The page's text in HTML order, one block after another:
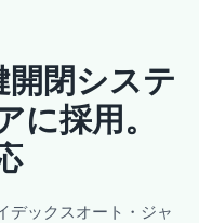
閉システ
採用。
デックスオート・ジャ